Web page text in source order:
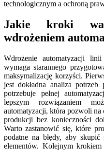
technologicznym a ochroną
Jakie kroki
wdrożeniem
Wdrożenie automatyzacji
wymaga starannego
maksymalizację korzyści.
jest dokładna analiza
potrzebuje pełnej
lepszym rozwiązaniem
automatyzacji, która pozwoli
produkcji bez konieczności
Warto zastanowić się, które
podatne na błędy, aby
elementów. Kolejnym